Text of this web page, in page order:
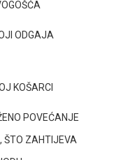
ODGAJA
KOŠARCI
POVEĆANJE
ŠTO ZAHTIJEVA